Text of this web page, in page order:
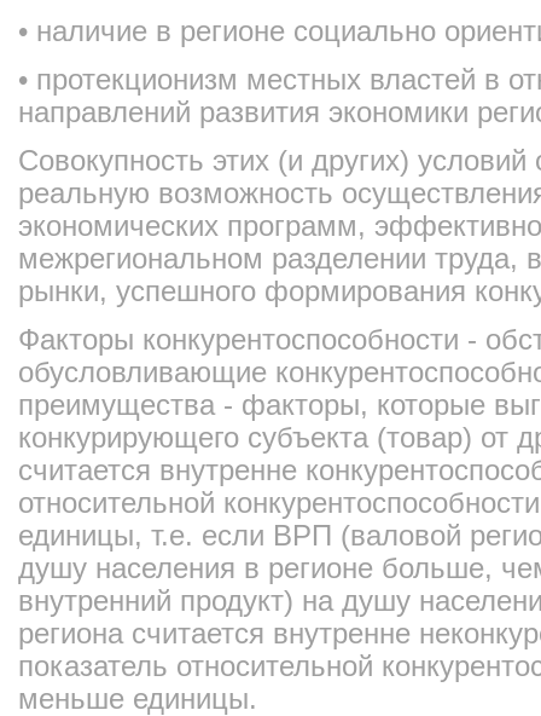
• наличие в регионе социально
• протекционизм местных властей в
направлений развития экономики
Совокупность этих (и других) условий
реальную возможность
экономических программ,
межрегиональном разделении
рынки, успешного формирования
Факторы конкурентоспособности -
обусловливающие
преимущества - факторы, которые
конкурирующего субъекта (товар) от
считается внутренне
относительной
единицы, т.е. если ВРП (валовой
душу населения в регионе больше,
внутренний продукт) на душу
региона считается внутренне
показатель относительной
меньше единицы.